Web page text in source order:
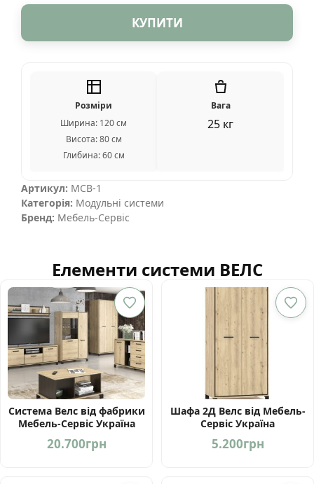
КУПИТИ
Розміри
Ширина: 120 см
Висота: 80 см
Глибина: 60 см
Вага
25 кг
Артикул: МСВ-1
Категорія: Модульні системи
Бренд: Мебель-Сервіс
Елементи системи ВЕЛС
Система Велс від фабрики
Мебель-Сервіс Україна
20.700грн
Шафа 2Д Велс від Мебель-
Сервіс Україна
5.200грн